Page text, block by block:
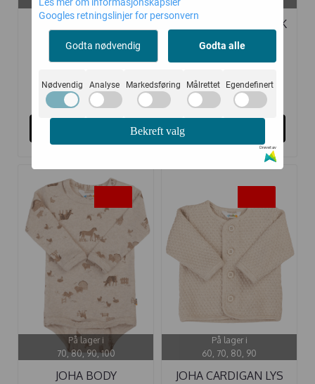
JOHA ROMPER ULL
SILKE KRABBER
399,- 279,-
JOHA BODY KLASSISK
BOMULL LYS ...
199,- 139,-
På lager i
70, 80, 90, 100
JOHA BODY
På lager i
60, 70, 80, 90
JOHA CARDIGAN LYS
Googles retningslinjer for personvern
Godta nødvendig Godta alle
Nødvendig Analyse Markedsføring Målrettet Egendefinert
Bekreft valg
Drevet av